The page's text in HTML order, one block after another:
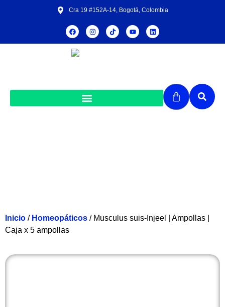
Cra 19 #152A-14, Bogotá, Colombia
Inicio / Homeopáticos / Musculus suis-Injeel | Ampollas |
Caja x 5 ampollas